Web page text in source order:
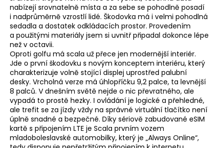
nabízejí srovnatelně místa a za sebe se pohodlně posadí
i nadprůměrně vzrostlí lidé. Škodovka má i velmi pohodlná
sedadla a dostatek odkládacích prostor. Provedením
a použitými materiály jsem si uvnitř připadal dokonce lépe
než v octavii.
Oproti golfu má scala už přece jen modernější interiér.
Jde o první škodovku s novým konceptem interiéru, který
charakterizuje volně stojící displej uprostřed palubní
desky. Vrcholná verze má úhlopříčku 9,2 palce, ta levnější
8 palců. V dnešním světě nejde o nic převratného, ale
vypadá to prostě hezky. I ovládání je logické a přehledné,
ale trefit se za jízdy vždy na správné virtuální tlačítko není
úplně snadné a bezpečné. Díky sériově zabudované eSIM
kartě s připojením LTE je Scala prvním vozem
mladoboleslavské automobilky, který je „Always Online“,